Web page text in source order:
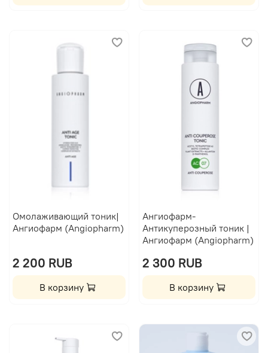
Омолаживающий тоник|
Ангиофарм (Angiopharm)
2 200 RUB
В корзину
Ангиофарм-
Антикуперозный тоник |
Ангиофарм (Angiopharm)
2 300 RUB
В корзину